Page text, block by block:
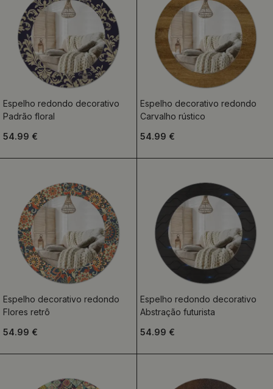
Espelho redondo decorativo
Padrão floral
54.99 €
Espelho decorativo redondo
Carvalho rústico
54.99 €
Espelho decorativo redondo
Flores retrô
54.99 €
Espelho redondo decorativo
Abstração futurista
54.99 €